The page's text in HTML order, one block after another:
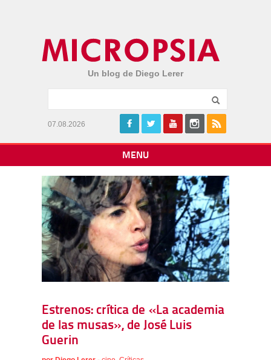
Un blog de Diego Lerer
07.08.2026
MENU
Estrenos: crítica de «La academia
de las musas», de José Luis
Guerin